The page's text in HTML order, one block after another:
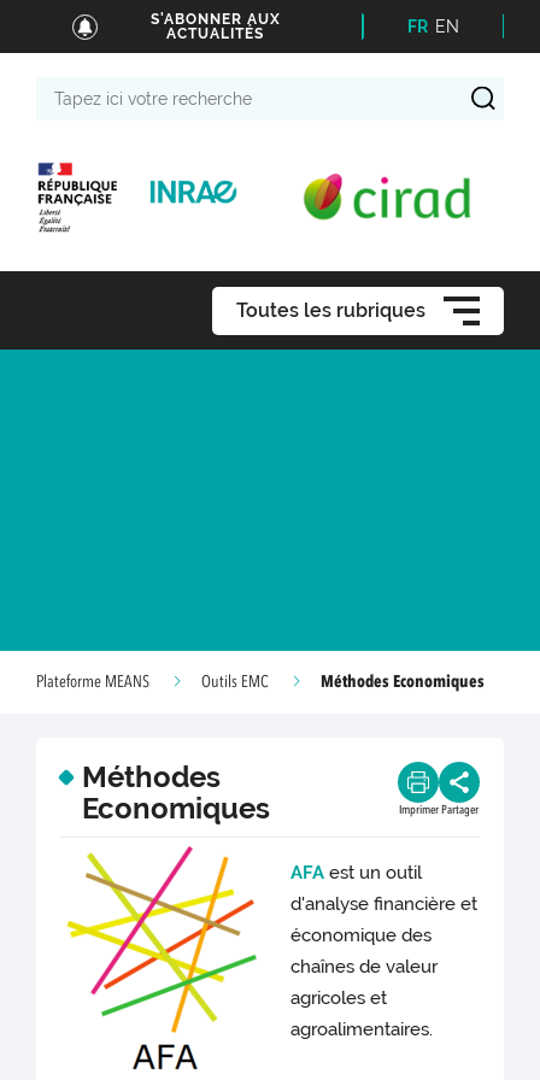
S'ABONNER AUX
ACTUALITÉS
FR EN
Toutes les rubriques
Plateforme MEANS Outils EMC Méthodes Economiques
Méthodes
Economiques
Imprimer Partager
AFAest un outil
d'analyse financière et
économique des
chaînes de valeur
agricoles et
agroalimentaires.